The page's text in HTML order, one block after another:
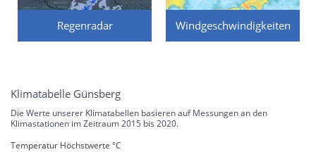
Regenradar Windgeschwindigkeiten
Klimatabelle Günsberg
Die Werte unserer Klimatabellen basieren auf Messungen an den
Klimastationen im Zeitraum 2015 bis 2020.
Temperatur Höchstwerte °C